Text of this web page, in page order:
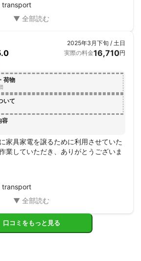
た😆
transport
2025年3月下旬 / 土日
実際の料金16,710円
荷物
いて
容
家具家電を譲るために利用させていた
業していただき、ありがとうございま
transport
口コミをもっと見る